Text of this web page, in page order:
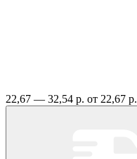
22,67 — 32,54 р. от 22,67 р.